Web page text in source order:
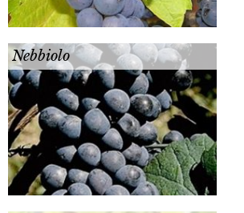
Nebbiolo